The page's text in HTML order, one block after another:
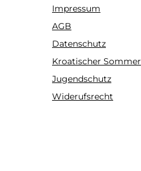
Impressum
AGB
Datenschutz
Kroatischer Sommer
Jugendschutz
Widerufsrecht